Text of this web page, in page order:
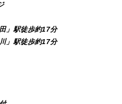
」駅徒歩約17分
」駅徒歩約17分